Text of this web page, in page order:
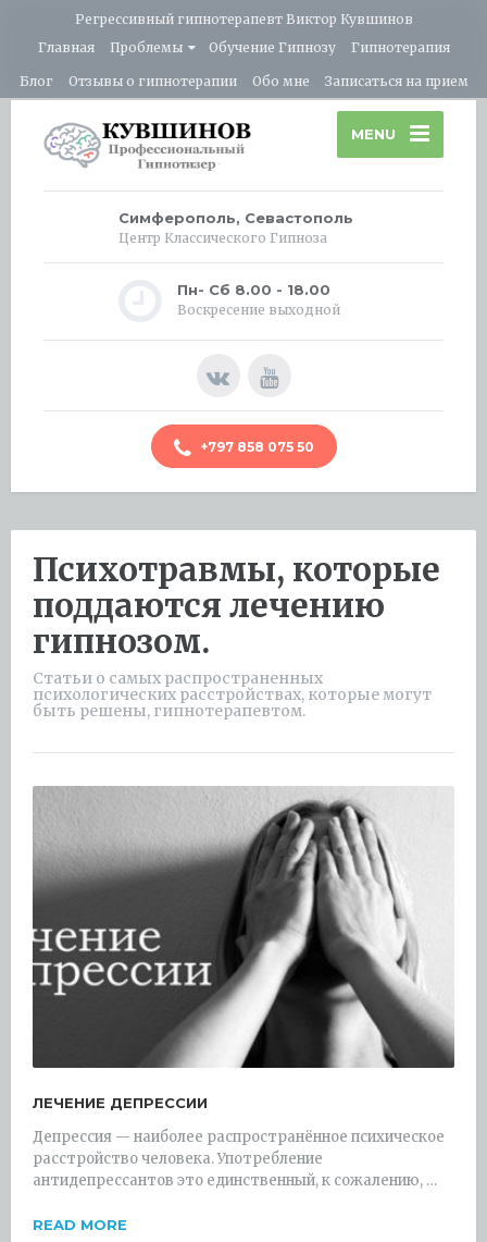
Регрессивный гипнотерапевт Виктор Кувшинов
Главная
Проблемы Обучение Гипнозу Гипнотерапия
Блог Отзывы о гипнотерапии Обо мне Записаться на прием
MENU
Симферополь, Севастополь
Центр Классического Гипноза
Пн- Сб 8.00 - 18.00
Воскресение выходной
+797 858 075 50
Психотравмы, которые
поддаются лечению
гипнозом.
Статьи о самых распространенных
психологических расстройствах, которые могут
быть решены, гипнотерапевтом.
ЛЕЧЕНИЕ ДЕПРЕССИИ
Депрессия — наиболее распространённое психическое
расстройство человека. Употребление
антидепрессантов это единственный, к сожалению, …
READ MORE